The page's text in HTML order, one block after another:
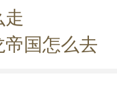
走
帝国怎么去